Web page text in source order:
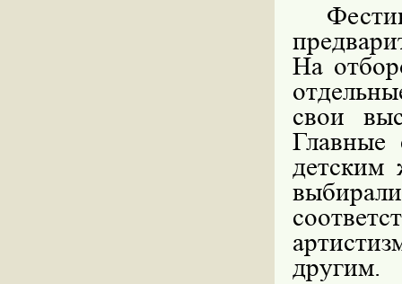
На
свои
Главные
детским
другим.